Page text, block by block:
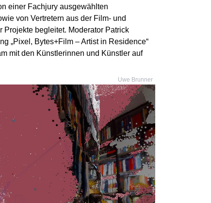
einer Fachjury ausgewählten
von Vertretern aus der Film- und
Projekte begleitet. Moderator Patrick
„Pixel, Bytes+Film – Artist in Residence“
mit den Künstlerinnen und Künstler auf
Uwe Brunner